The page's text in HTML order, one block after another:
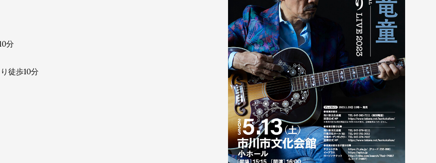
分
徒歩10分